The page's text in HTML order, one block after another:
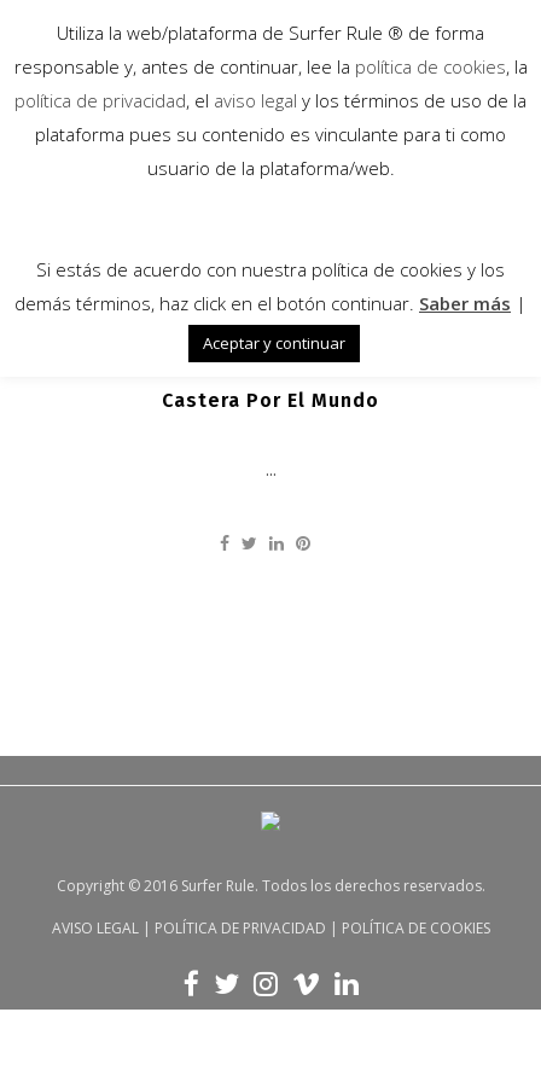
28
La Aventura De Surf De Damien
Castera Por El Mundo
...
Copyright © 2016 Surfer Rule. Todos los derechos reservados.
AVISO LEGAL| POLÍTICA DE PRIVACIDAD | POLÍTICA DE COOKIES
Utiliza la web/plataforma de Surfer Rule ® de forma
responsable y, antes de continuar, lee la política de cookies, la
política de privacidad, el aviso legal y los términos de uso de la
plataforma pues su contenido es vinculante para ti como
usuario de la plataforma/web.
Si estás de acuerdo con nuestra política de cookies y los
demás términos, haz click en el botón continuar. Saber más |
Aceptar y continuar